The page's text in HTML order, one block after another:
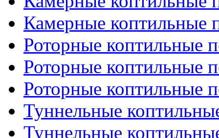
Камерные коптильные
Роторные коптильные
Роторные коптильные
Роторные коптильные
Туннельные
Туннельные